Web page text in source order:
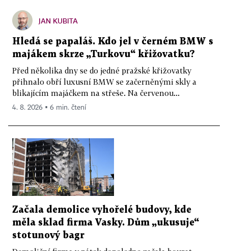
JAN KUBITA
Hledá se papaláš. Kdo jel v černém BMW s
majákem skrze „Turkovu“ křižovatku?
Před několika dny se do jedné pražské křižovatky
přihnalo obří luxusní BMW se začerněnými skly a
blikajícím majáčkem na střeše. Na červenou...
4. 8. 2026 ▪ 6 min. čtení
Začala demolice vyhořelé budovy, kde
měla sklad firma Vasky. Dům „ukusuje“
stotunový bagr